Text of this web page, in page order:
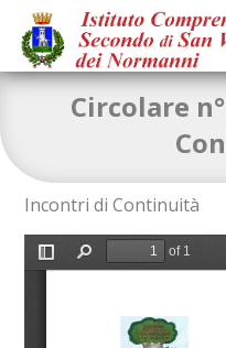
Circolare
Incontri di Continuità